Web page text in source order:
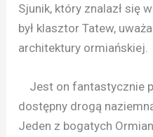
Sjunik, który znalazł się
był klasztor Tatew,
architektury ormiańskiej.
Jest on fantastycznie
dostępny drogą
Jeden z bogatych